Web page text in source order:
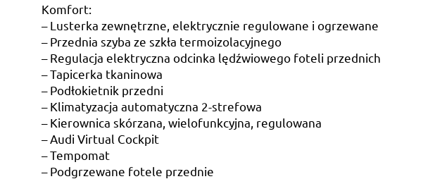
Komfort:
– Lusterka zewnętrzne, elektrycznie regulowane i ogrzewane
– Przednia szyba ze szkła termoizolacyjnego
– Regulacja elektryczna odcinka lędźwiowego foteli przednich
– Tapicerka tkaninowa
– Podłokietnik przedni
– Klimatyzacja automatyczna 2-strefowa
– Kierownica skórzana, wielofunkcyjna, regulowana
– Audi Virtual Cockpit
– Tempomat
– Podgrzewane fotele przednie